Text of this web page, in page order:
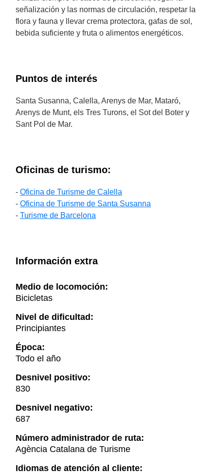
señalización y las normas de circulación, respetar la
flora y fauna y llevar crema protectora, gafas de sol,
bebida suficiente y fruta o alimentos energéticos.
Puntos de interés
Santa Susanna, Calella, Arenys de Mar, Mataró,
Arenys de Munt, els Tres Turons, el Sot del Boter y
Sant Pol de Mar.
Oficinas de turismo:
- Oficina de Turisme de Calella
- Oficina de Turisme de Santa Susanna
- Turisme de Barcelona
Información extra
Medio de locomoción:
Bicicletas
Nivel de dificultad:
Principiantes
Época:
Todo el año
Desnivel positivo:
830
Desnivel negativo:
687
Número administrador de ruta:
Agència Catalana de Turisme
Idiomas de atención al cliente: